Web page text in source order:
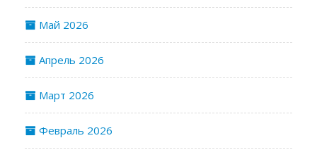
Май 2026
Апрель 2026
Март 2026
Февраль 2026